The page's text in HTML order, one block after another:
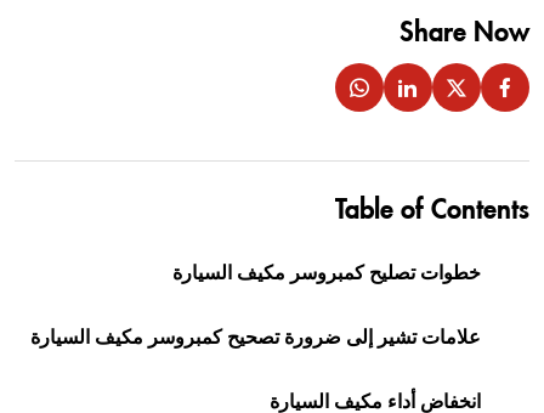
Share Now
Table of Contents
خطوات تصليح كمبروسر مكيف السيارة
علامات تشير إلى ضرورة تصحيح كمبروسر مكيف السيارة
انخفاض أداء مكيف السيارة